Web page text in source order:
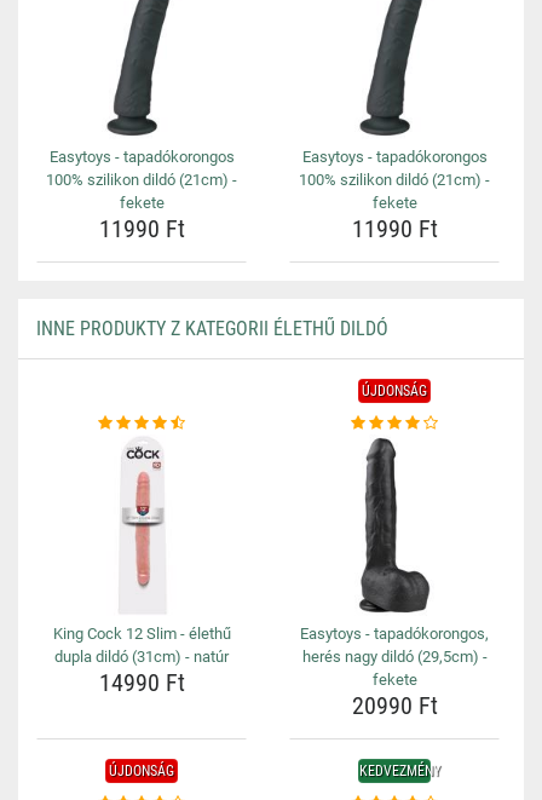
Easytoys - tapadókorongos
100% szilikon dildó (21cm) -
fekete
11990 Ft
Easytoys - tapadókorongos
100% szilikon dildó (21cm) -
fekete
11990 Ft
INNE PRODUKTY Z KATEGORII ÉLETHŰ DILDÓ
King Cock 12 Slim - élethű
dupla dildó (31cm) - natúr
14990 Ft
ÚJDONSÁG
Easytoys - tapadókorongos,
herés nagy dildó (29,5cm) -
fekete
20990 Ft
ÚJDONSÁG KEDVEZMÉNY